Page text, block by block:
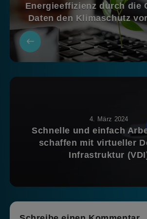
Energieeffizienz durch die
Daten den Klimaschutz
4. März 2024
Schnelle und einfach
schaffen mit virtueller
Infrastruktur